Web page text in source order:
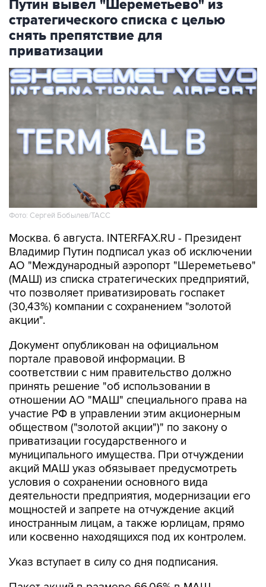
Путин вывел "Шереметьево" из
стратегического списка с целью
снять препятствие для
приватизации
Фото: Сергей Бобылев/ТАСС
Москва. 6 августа. INTERFAX.RU - Президент
Владимир Путин подписал указ об исключении
АО "Международный аэропорт "Шереметьево"
(МАШ) из списка стратегических предприятий,
что позволяет приватизировать госпакет
(30,43%) компании с сохранением "золотой
акции".
Документ опубликован на официальном
портале правовой информации. В
соответствии с ним правительство должно
принять решение "об использовании в
отношении АО "МАШ" специального права на
участие РФ в управлении этим акционерным
обществом ("золотой акции")" по закону о
приватизации государственного и
муниципального имущества. При отчуждении
акций МАШ указ обязывает предусмотреть
условия о сохранении основного вида
деятельности предприятия, модернизации его
мощностей и запрете на отчуждение акций
иностранным лицам, а также юрлицам, прямо
или косвенно находящихся под их контролем.
Указ вступает в силу со дня подписания.